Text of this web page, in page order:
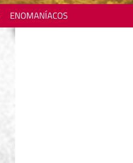
ENOMANÍACOS